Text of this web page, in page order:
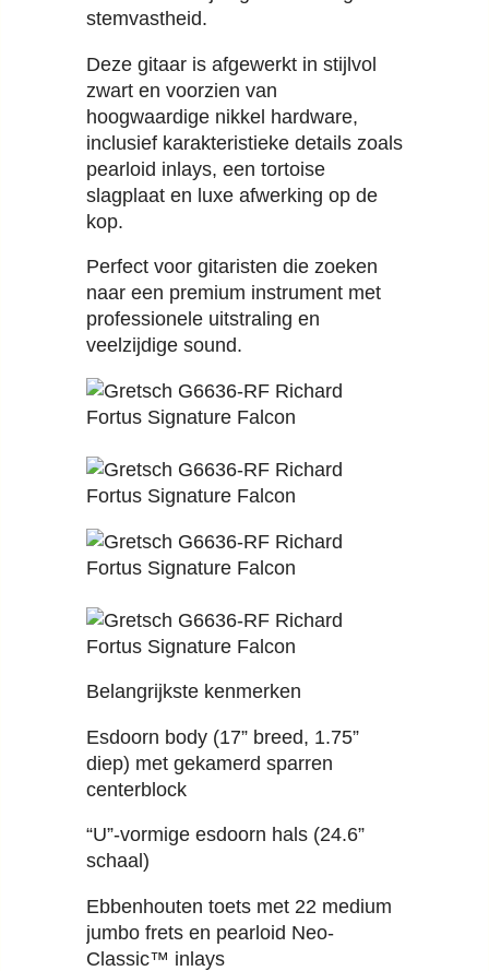
stemvastheid.
Deze gitaar is afgewerkt in stijlvol
zwart en voorzien van
hoogwaardige nikkel hardware,
inclusief karakteristieke details zoals
pearloid inlays, een tortoise
slagplaat en luxe afwerking op de
kop.
Perfect voor gitaristen die zoeken
naar een premium instrument met
professionele uitstraling en
veelzijdige sound.
Belangrijkste kenmerken
Esdoorn body (17” breed, 1.75”
diep) met gekamerd sparren
centerblock
“U”-vormige esdoorn hals (24.6”
schaal)
Ebbenhouten toets met 22 medium
jumbo frets en pearloid Neo-
Classic™ inlays